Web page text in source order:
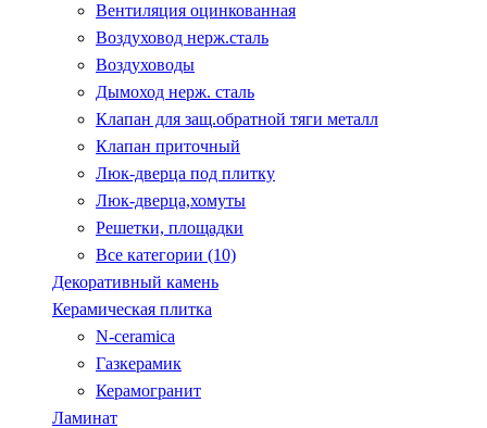
Вентиляция оцинкованная
Воздуховод нерж.сталь
Воздуховоды
Дымоход нерж. сталь
Клапан для защ.обратной тяги металл
Клапан приточный
Люк-дверца под плитку
Люк-дверца,хомуты
Решетки, площадки
Все категории (10)
Декоративный камень
Керамическая плитка
N-ceramica
Газкерамик
Керамогранит
Ламинат